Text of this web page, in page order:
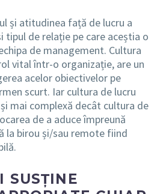
și atitudinea față de lucru a
tipul de relație pe care aceștia o
de management. Cultura
vital într-o organizație, are un
acelor obiectivelor pe
scurt. Iar cultura de lucru
mai complexă decât cultura de
de a aduce împreună
la birou și/sau remote fiind
SUSȚINE